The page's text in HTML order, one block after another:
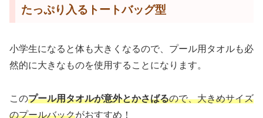
たっぷり入るトートバッグ型
小学生になると体も大きくなるので、プール用タオルも必
然的に大きなものを使用することになります。
このプール用タオルが意外とかさばるので、大きめサイズ
のプールバックがおすすめ！